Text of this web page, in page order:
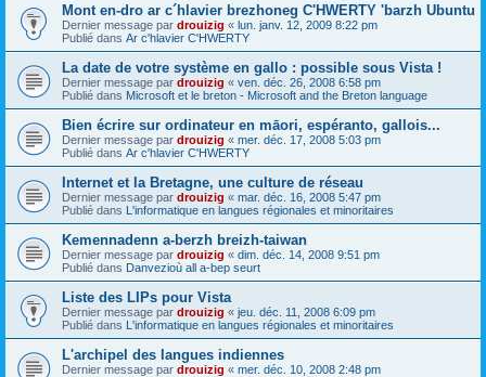
Mont en-dro ar c´hlavier brezhoneg C'HWERTY 'barzh Ubuntu
Dernier message par drouizig « lun. janv. 12, 2009 8:22 pm
Publié dans Ar c'hlavier C'HWERTY
La date de votre système en gallo : possible sous Vista !
Dernier message par drouizig « ven. déc. 26, 2008 6:58 pm
Publié dans Microsoft et le breton - Microsoft and the Breton language
Bien écrire sur ordinateur en māori, espéranto, gallois...
Dernier message par drouizig « mer. déc. 17, 2008 5:03 pm
Publié dans Ar c'hlavier C'HWERTY
Internet et la Bretagne, une culture de réseau
Dernier message par drouizig « mar. déc. 16, 2008 5:47 pm
Publié dans L'informatique en langues régionales et minoritaires
Kemennadenn a-berzh breizh-taiwan
Dernier message par drouizig « dim. déc. 14, 2008 9:51 pm
Publié dans Danvezioù all a-bep seurt
Liste des LIPs pour Vista
Dernier message par drouizig « jeu. déc. 11, 2008 6:09 pm
Publié dans L'informatique en langues régionales et minoritaires
L'archipel des langues indiennes
Dernier message par drouizig « mer. déc. 10, 2008 2:48 pm